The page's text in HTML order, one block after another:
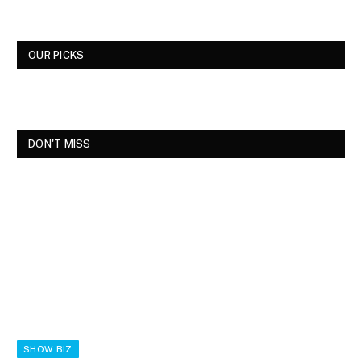
OUR PICKS
DON'T MISS
SHOW BIZ